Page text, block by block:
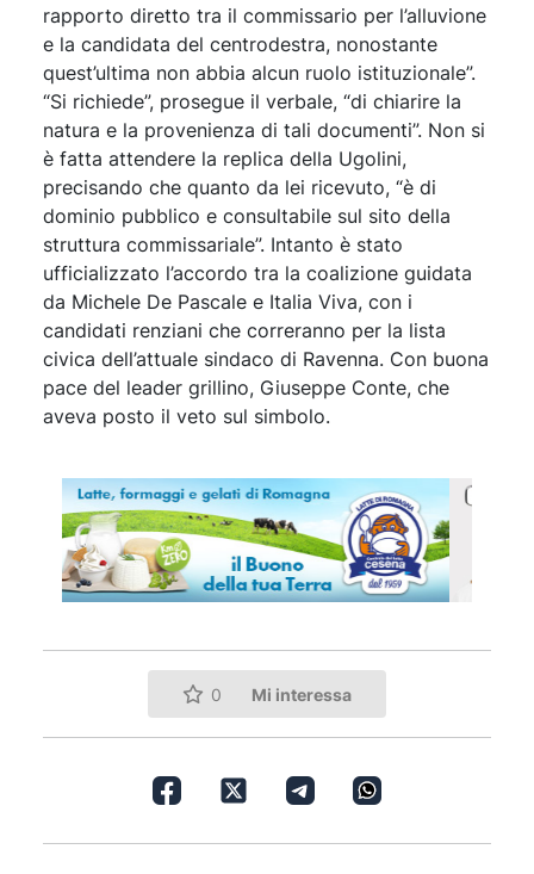
rapporto diretto tra il commissario per l’alluvione
e la candidata del centrodestra, nonostante
quest’ultima non abbia alcun ruolo istituzionale”.
“Si richiede”, prosegue il verbale, “di chiarire la
natura e la provenienza di tali documenti”. Non si
è fatta attendere la replica della Ugolini,
precisando che quanto da lei ricevuto, “è di
dominio pubblico e consultabile sul sito della
struttura commissariale”. Intanto è stato
ufficializzato l’accordo tra la coalizione guidata
da Michele De Pascale e Italia Viva, con i
candidati renziani che correranno per la lista
civica dell’attuale sindaco di Ravenna. Con buona
pace del leader grillino, Giuseppe Conte, che
aveva posto il veto sul simbolo.
0 Mi interessa